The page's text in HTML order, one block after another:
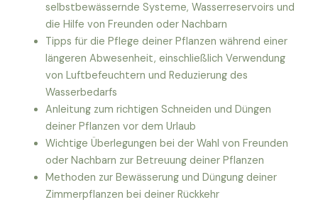
selbstbewässernde Systeme, Wasserreservoirs und
die Hilfe von Freunden oder Nachbarn
Tipps für die Pflege deiner Pflanzen während einer
längeren Abwesenheit, einschließlich Verwendung
von Luftbefeuchtern und Reduzierung des
Wasserbedarfs
Anleitung zum richtigen Schneiden und Düngen
deiner Pflanzen vor dem Urlaub
Wichtige Überlegungen bei der Wahl von Freunden
oder Nachbarn zur Betreuung deiner Pflanzen
Methoden zur Bewässerung und Düngung deiner
Zimmerpflanzen bei deiner Rückkehr